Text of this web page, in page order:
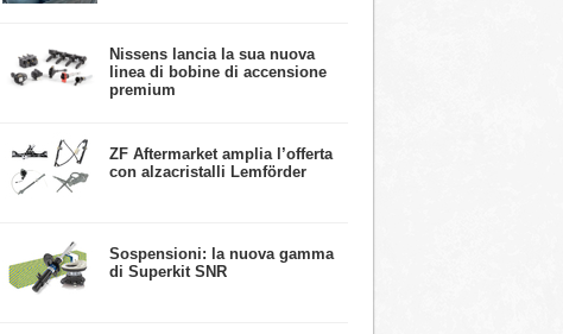
Nissens lancia la sua nuova
linea di bobine di accensione
premium
ZF Aftermarket amplia l’offerta
con alzacristalli Lemförder
​Sospensioni: la nuova gamma
di Superkit SNR